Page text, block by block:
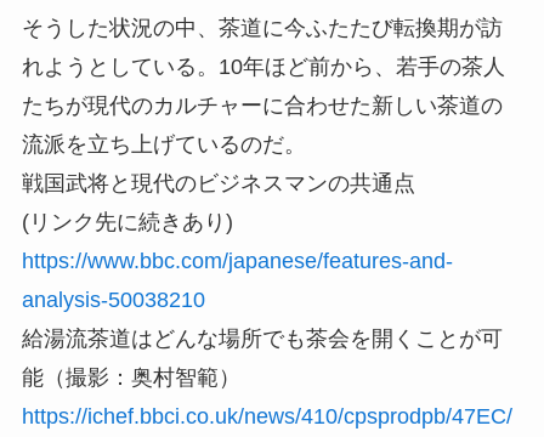
そうした状況の中、茶道に今ふたたび転換期が訪
れようとしている。10年ほど前から、若手の茶人
たちが現代のカルチャーに合わせた新しい茶道の
流派を立ち上げているのだ。
戦国武将と現代のビジネスマンの共通点
(リンク先に続きあり)
https://www.bbc.com/japanese/features-and-
analysis-50038210
給湯流茶道はどんな場所でも茶会を開くことが可
能（撮影：奥村智範）
https://ichef.bbci.co.uk/news/410/cpsprodpb/47EC/